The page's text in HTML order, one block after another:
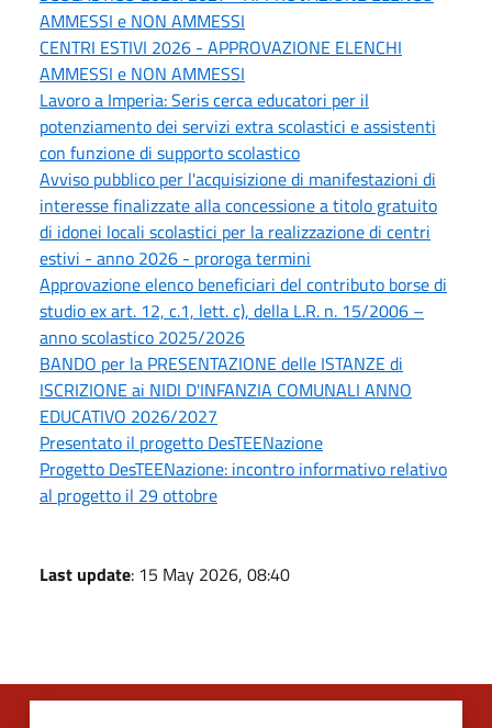
AMMESSI e NON AMMESSI
CENTRI ESTIVI 2026 - APPROVAZIONE ELENCHI
AMMESSI e NON AMMESSI
Lavoro a Imperia: Seris cerca educatori per il
potenziamento dei servizi extra scolastici e assistenti
con funzione di supporto scolastico
Avviso pubblico per l'acquisizione di manifestazioni di
interesse finalizzate alla concessione a titolo gratuito
di idonei locali scolastici per la realizzazione di centri
estivi - anno 2026 - proroga termini
Approvazione elenco beneficiari del contributo borse di
studio ex art. 12, c.1, lett. c), della L.R. n. 15/2006 –
anno scolastico 2025/2026
BANDO per la PRESENTAZIONE delle ISTANZE di
ISCRIZIONE ai NIDI D'INFANZIA COMUNALI ANNO
EDUCATIVO 2026/2027
Presentato il progetto DesTEENazione
Progetto DesTEENazione: incontro informativo relativo
al progetto il 29 ottobre
Last update: 15 May 2026, 08:40